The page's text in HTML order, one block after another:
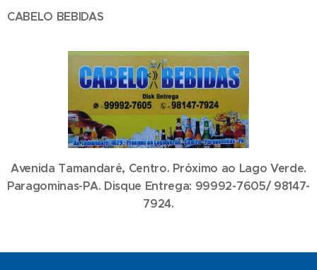
CABELO BEBIDAS
Avenida Tamandaré, Centro. Próximo ao Lago Verde.
Paragominas-PA. Disque Entrega: 99992-7605/ 98147-
7924.